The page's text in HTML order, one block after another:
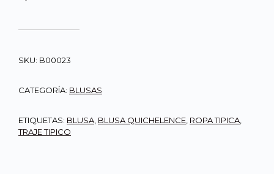
SKU: B00023
CATEGORÍA: BLUSAS
ETIQUETAS: BLUSA BLUSA QUICHELENCE ROPA TIPICA
TRAJE TIPICO